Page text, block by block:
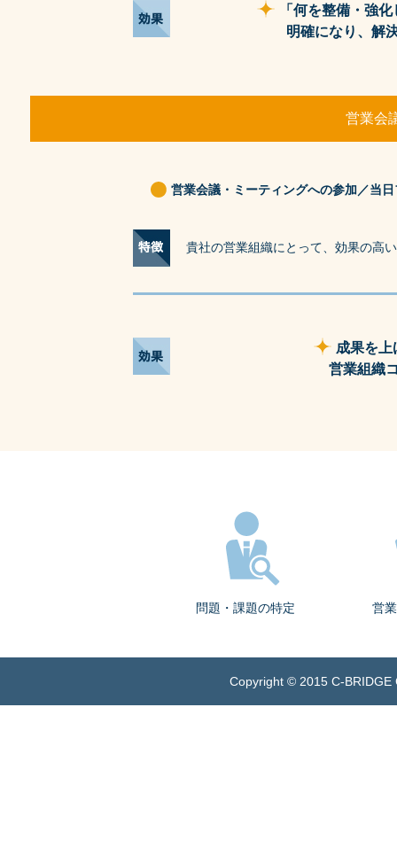
「何を整備・強
明確になり、解
営業会
営業会議・ミーティングへの参加／当
貴社の営業組織にとって、効果の高
成果を上
営業組織
問題・課題の特定 営
Copyright © 2015 C-BRIDGE